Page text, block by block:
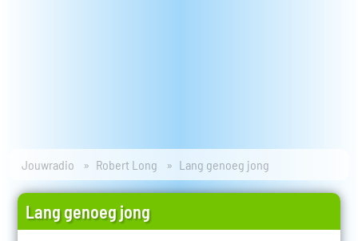
Jouwradio Robert Long Lang genoeg jong
Lang genoeg jong